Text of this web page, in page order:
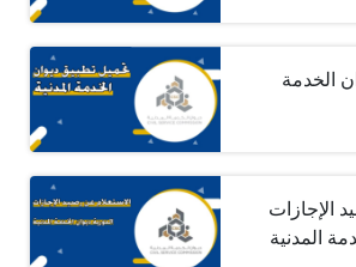
الخدمة
الإجازات
المدنية